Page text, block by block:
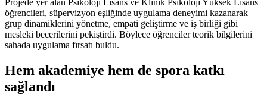
Projede yer alan Psikoloji Lisans ve Klinik Psikoloji Yüksek Lisans
öğrencileri, süpervizyon eşliğinde uygulama deneyimi kazanarak
grup dinamiklerini yönetme, empati geliştirme ve iş birliği gibi
mesleki becerilerini pekiştirdi. Böylece öğrenciler teorik bilgilerini
sahada uygulama fırsatı buldu.
Hem akademiye hem de spora katkı
sağlandı